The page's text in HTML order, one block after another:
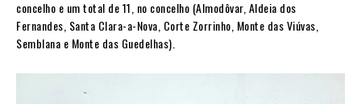
concelho e um total de 11, no concelho (Almodôvar, Aldeia dos
Fernandes, Santa Clara-a-Nova, Corte Zorrinho, Monte das Viúvas,
Semblana e Monte das Guedelhas).